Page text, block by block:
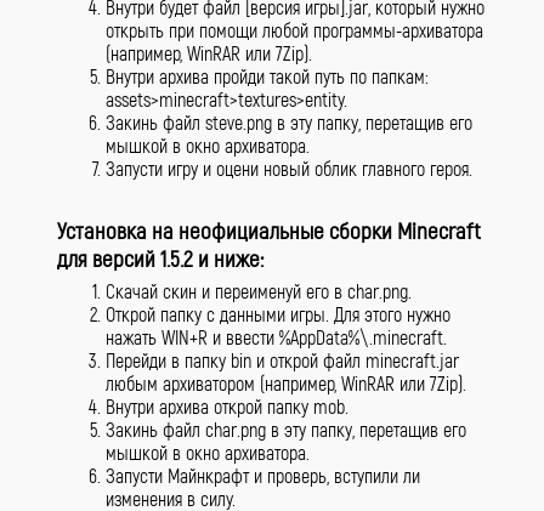
Внутри будет файл [версия игры].jar, который нужно
открыть при помощи любой программы-архиватора
(например, WinRAR или 7Zip).
Внутри архива пройди такой путь по папкам:
assets>minecraft>textures>entity.
Закинь файл steve.png в эту папку, перетащив его
мышкой в окно архиватора.
Запусти игру и оцени новый облик главного героя.
Установка на неофициальные сборки Minecraft
для версий 1.5.2 и ниже:
Скачай скин и переименуй его в char.png.
Открой папку с данными игры. Для этого нужно
нажать WIN+R и ввести %AppData%\.minecraft.
Перейди в папку bin и открой файл minecraft.jar
любым архиватором (например, WinRAR или 7Zip).
Внутри архива открой папку mob.
Закинь файл char.png в эту папку, перетащив его
мышкой в окно архиватора.
Запусти Майнкрафт и проверь, вступили ли
изменения в силу.